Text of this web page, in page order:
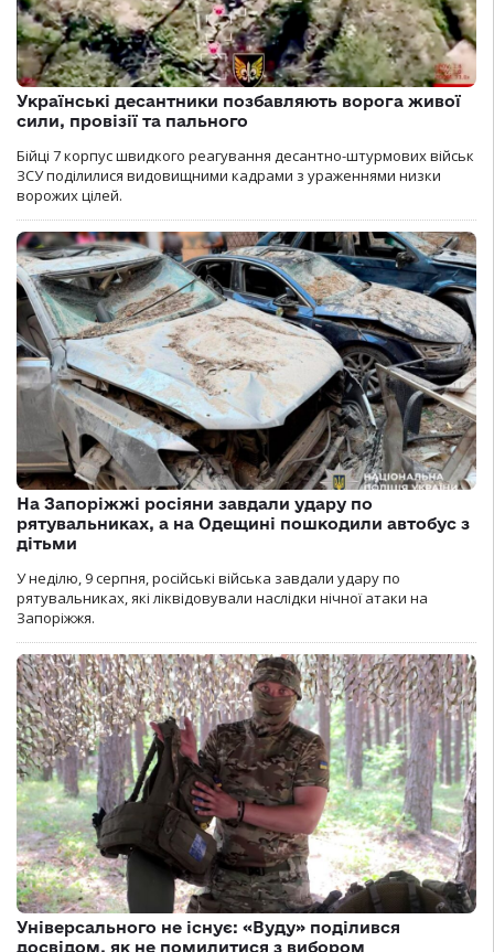
Українські десантники позбавляють ворога живої
сили, провізії та пального
Бійці 7 корпус швидкого реагування десантно-штурмових військ
ЗСУ поділилися видовищними кадрами з ураженнями низки
ворожих цілей.
На Запоріжжі росіяни завдали удару по
рятувальниках, а на Одещині пошкодили автобус з
дітьми
У неділю, 9 серпня, російські війська завдали удару по
рятувальниках, які ліквідовували наслідки нічної атаки на
Запоріжжя.
Універсального не існує: «Вуду» поділився
досвідом, як не помилитися з вибором